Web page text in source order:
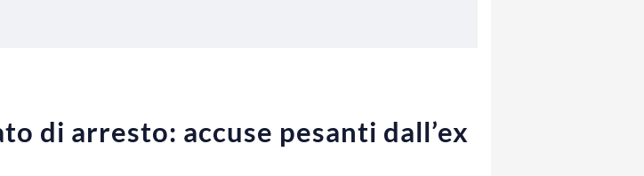
di arresto: accuse pesanti dall’ex